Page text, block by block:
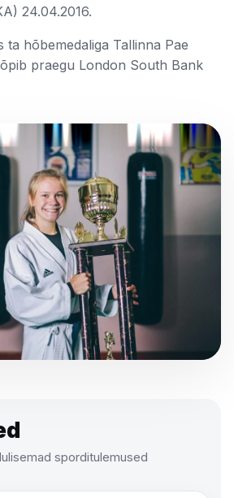
24.04.2016.
ta hõbemedaliga Tallinna Pae
praegu London South Bank
sporditulemused